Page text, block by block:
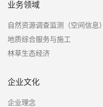
业务领域
自然资源调查监测（空间信息）
地质综合服务与施工
林草生态经济
企业文化
企业理念